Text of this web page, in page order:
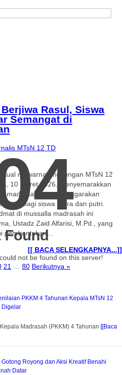
Rasul, Siswa
Semangat di
MTsN 12 TD
mewarnai lingkungan MTsN 12
10 Maret 2026. Menyemarakkan
madrasah menyelenggarakan
bagi siswa putra dan putri.
di mussalla madrasah ini
Ustadz Zaid Alfarisi, M.Pd., yang
pembentukan…
[[ BACA SELENGKAPNYA...]]
21 80 Berikutnya »
PKKM 4 Tahunan Kepala MTsN 12
Digelar
Madrasah (PKKM) 4 Tahunan [[Baca
Royong dan Aksi Kreatif Benahi
Datar
Found
not be found on this server!